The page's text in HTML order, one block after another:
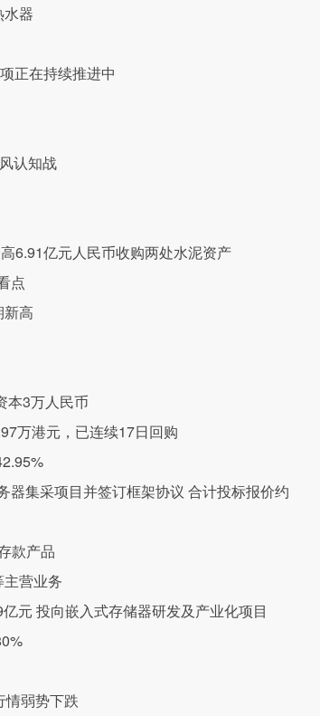
器
正在持续推进中
认知战
6.91亿元人民币收购两处水泥资产
点
新高
本3万人民币
万港元，已连续17日回购
器集采项目并签订框架协议 合计投标报价约
款产品
营业务
元 投向嵌入式存储器研发及产业化项目
情弱势下跌